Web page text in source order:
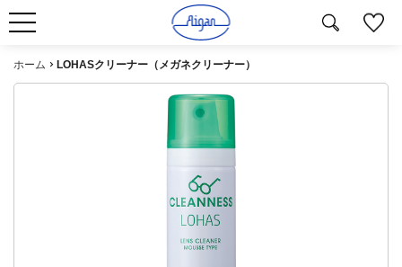
ホーム LOHASクリーナー（メガネクリーナー）